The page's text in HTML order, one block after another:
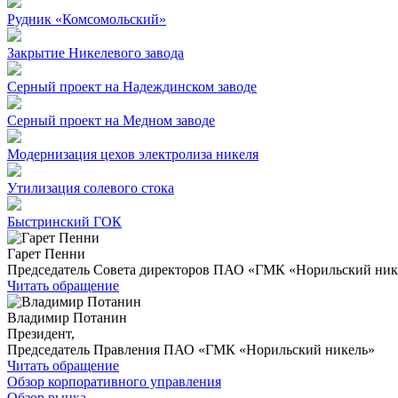
Рудник «Комсомольский»
Закрытие Никелевого завода
Серный проект на Надеждинском заводе
Серный проект на Медном заводе
Модернизация цехов электролиза никеля
Утилизация солевого стока
Быстринский ГОК
Гарет Пенни
Председатель Совета директоров ПАО «ГМК «Норильский
Читать обращение
Владимир Потанин
Президент,
Председатель Правления ПАО «ГМК «Норильский никель»
Читать обращение
Обзор корпоративного управления